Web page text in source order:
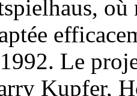
Le
Kupfer,